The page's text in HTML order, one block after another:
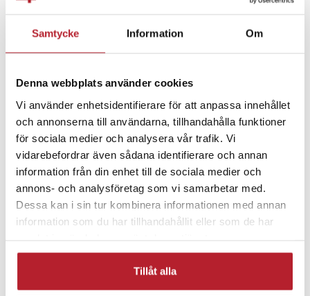
Samtycke Information Om
Denna webbplats använder cookies
Vi använder enhetsidentifierare för att anpassa innehållet
och annonserna till användarna, tillhandahålla funktioner
för sociala medier och analysera vår trafik. Vi
vidarebefordrar även sådana identifierare och annan
information från din enhet till de sociala medier och
annons- och analysföretag som vi samarbetar med.
Dessa kan i sin tur kombinera informationen med annan
information som du har tillhandahållit eller som de har
Tillåt alla
Artikelnummer:131330
Hem & Trädgård Hälsa & Skönhet
Rakprodukter Rakhuvud & skärblad